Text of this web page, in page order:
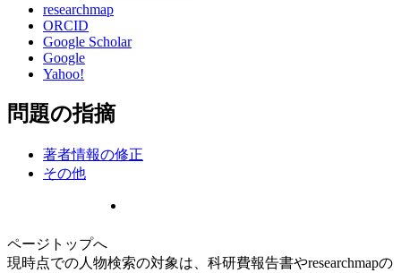
researchmap
ORCID
Google Scholar
Google
Yahoo!
問題の指摘
著者情報の修正
その他
ページトップへ
現時点での人物検索の対象は、科研費報告書やresearchmapの